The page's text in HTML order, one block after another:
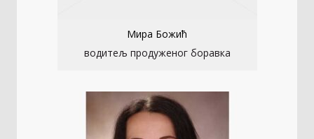
Мира Божић
водитељ продуженог боравка